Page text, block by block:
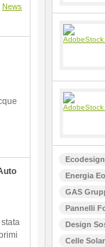
News
stata
Energia
GAS
Pannelli
Design
Celle